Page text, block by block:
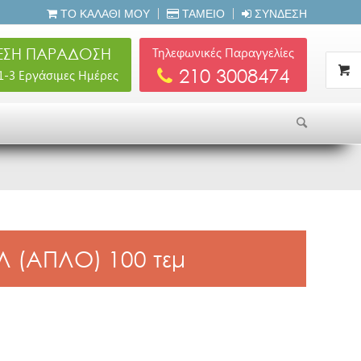
ΤΟ ΚΑΛΆΘΙ ΜΟΥ ΤΑΜΕΊΟ ΣΎΝΔΕΣΗ
Τηλεφωνικές Παραγγελίες
210 3008474
ΠΑΡΑΔΟΣΗ
3 Εργάσιμες Ημέρες
(ΑΠΛΟ) 100 τεμ